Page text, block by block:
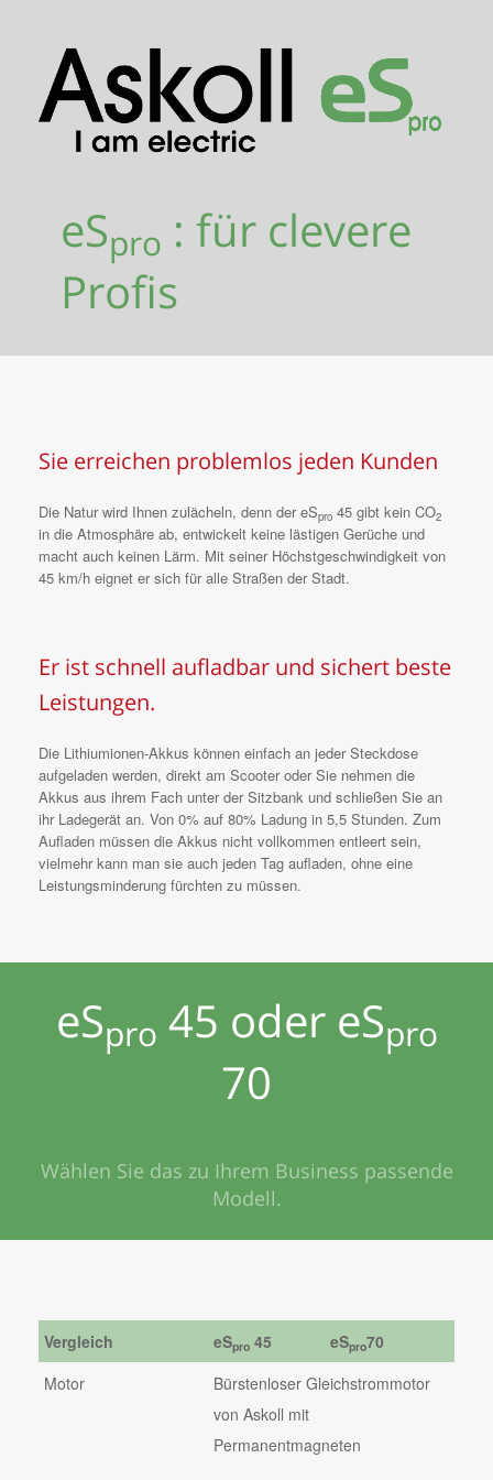
eSpro : für clevere
Profis
Sie erreichen problemlos jeden Kunden
Die Natur wird Ihnen zulächeln, denn dereSpro 45 gibt kein CO2
in die Atmosphäre ab, entwickelt keine lästigen Gerüche und
macht auch keinen Lärm. Mit seiner Höchstgeschwindigkeit von
45 km/h eignet er sich für alle Straßen der Stadt.
Er ist schnell aufladbar und sichert beste
Leistungen.
Die Lithiumionen-Akkus können einfach an jeder Steckdose
aufgeladen werden, direkt am Scooter oder Sie nehmen die
Akkus aus ihrem Fach unter der Sitzbank und schließen Sie an
ihr Ladegerät an. Von 0% auf 80% Ladung in 5,5 Stunden. Zum
Aufladen müssen die Akkus nicht vollkommen entleert sein,
vielmehr kann man sie auch jeden Tag aufladen, ohne eine
Leistungsminderung fürchten zu müssen.
eSpro 45 oder eSpro
70
Wählen Sie das zu Ihrem Business passende
Modell.
Vergleich eSpro 45 eSpro70
Motor
Bürstenloser Gleichstrommotor
von Askoll mit
Permanentmagneten